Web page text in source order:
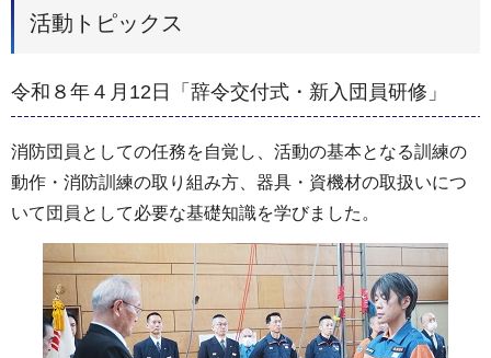
活動トピックス
令和８年４月12日「辞令交付式・新入団員研修」
消防団員としての任務を自覚し、活動の基本となる訓練の
動作・消防訓練の取り組み方、器具・資機材の取扱いにつ
いて団員として必要な基礎知識を学びました。